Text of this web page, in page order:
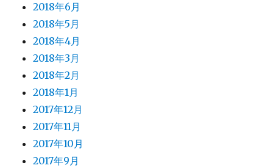
2018年6月
2018年5月
2018年4月
2018年3月
2018年2月
2018年1月
2017年12月
2017年11月
2017年10月
2017年9月